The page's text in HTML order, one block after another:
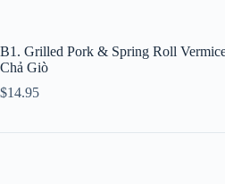
B1. Grilled Pork & Spring Roll
Chả Giò
$14.95